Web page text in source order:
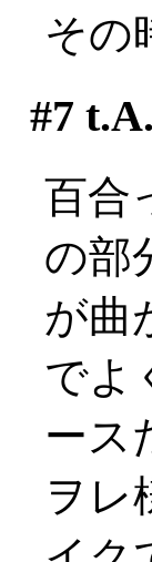
その
#7
百合
の部
が曲
でよ
ース
ヲレ